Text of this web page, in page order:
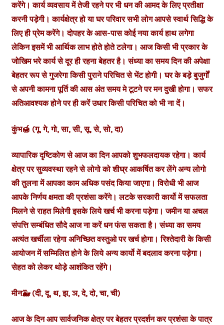
करेंगे। कार्य व्यवसाय में तेजी रहने पर भी धन की आमद के लिए प्रतीक्षा
करनी पड़ेगी। कार्यक्षेत्र हो या घर परिवार सभी लोग आपसे स्वार्थ सिद्धि के
लिए ही प्रेम करेंगे। दोपहर के आस-पास कोई नया कार्य हाथ लगेगा
लेकिन इसमें भी आर्थिक लाभ होते होते टलेगा। आज किसी भी प्रकार के
जोखिम भरे कार्य से दूर ही रहना बेहतर है। संध्या का समय दिन की अपेक्षा
बेहतर रूप से गुजरेगा किसी पुराने परिचित से भेंट होगी। घर के बड़े बुजुर्गों
से अपनी कामना पूर्ति की आस अंत समय मे टूटने पर मन दुखी होगा। सफर
अतिआवश्यक होने पर ही करें उधार किसी परिचित को भी ना दें।
कुंभ🍯 (गू, गे, गो, सा, सी, सू, से, सो, दा)
व्यापारिक दृष्टिकोण से आज का दिन आपको शुभफलदायक रहेगा। कार्य
क्षेत्र पर सुव्यवस्था रहने से लोगो को शीघ्र आकर्षित कर लेंगे अन्य लोगो
की तुलना में आपका काम अधिक पसंद किया जाएगा। विरोधी भी आज
आपके निर्णय क्षमता की प्रशंसा करेंगे। लटके सरकारी कार्यो में सफलता
मिलने से राहत मिलेगी इसके लिये खर्च भी करना पड़ेगा। जमीन या अचल
संपत्ति सम्बंधित सौदे आज ना करें धन फंस सकता है। संध्या का समय
अत्यंत खर्चीला रहेगा अनिच्छित वस्तुओ पर खर्च होगा। रिश्तेदारी के किसी
आयोजन में सम्मिलित होने के लिये अन्य कार्यो में बदलाव करना पड़ेगा।
सेहत को लेकर थोड़े आशंकित रहेंगे।
मीन🐳 (दी, दू, थ, झ, ञ, दे, दो, चा, ची)
आज के दिन आप सार्वजनिक क्षेत्र पर बेहतर प्रदर्शन कर प्रशंसा के पात्र